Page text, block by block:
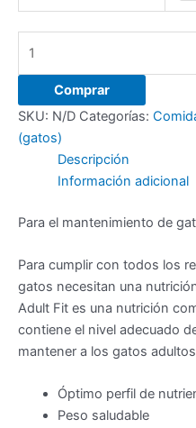
$10.00
hasta
Canin
cantidad
Comprar
SKU: N/D Categorías:
(gatos)
Descripción
Información adicional
Para el mantenimiento de
Para cumplir con todos los
gatos necesitan una
Adult Fit es una nutrición
contiene el nivel adecuado
mantener a los gatos
Óptimo perfil de
Peso saludable